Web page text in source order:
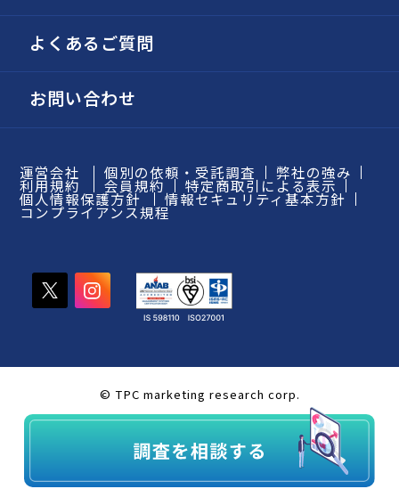
よくあるご質問
お問い合わせ
運営会社 個別の依頼・受託調査 弊社の強み
利用規約 会員規約 特定商取引による表示
個人情報保護方針 情報セキュリティ基本方針
コンプライアンス規程
© TPC marketing research corp.